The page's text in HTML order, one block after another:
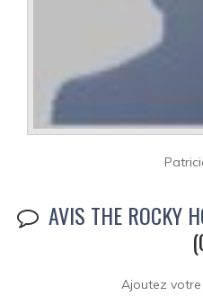
AVIS THE ROCKY
Ajoutez